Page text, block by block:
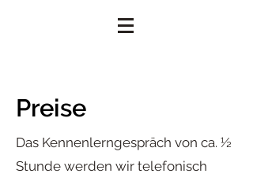
Preise
Das Kennenlerngespräch von ca. ½
Stunde werden wir telefonisch